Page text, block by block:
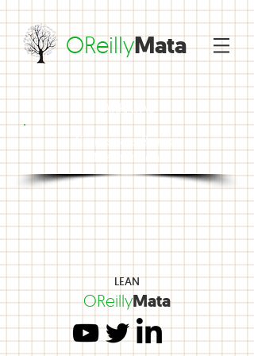
OReillyMata
IARRATAS
Céimseata &amp;
Triantánacht
LEAN
OReillyMata